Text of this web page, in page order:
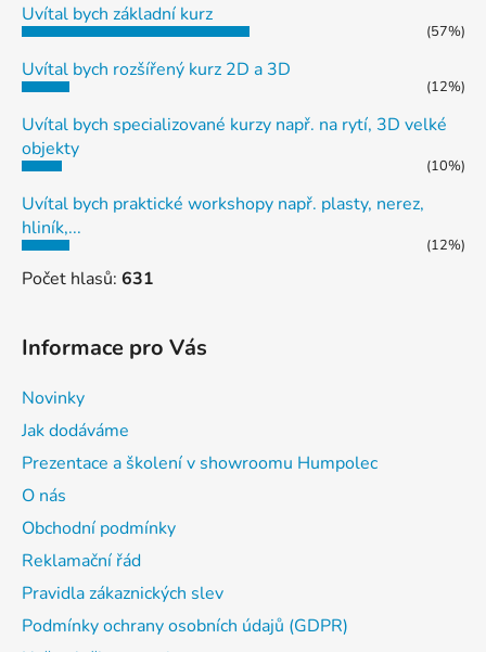
Uvítal bych základní kurz
(57%)
Uvítal bych rozšířený kurz 2D a 3D
(12%)
Uvítal bych specializované kurzy např. na rytí, 3D velké
objekty
(10%)
Uvítal bych praktické workshopy např. plasty, nerez,
hliník,...
(12%)
Počet hlasů: 631
Informace pro Vás
Novinky
Jak dodáváme
Prezentace a školení v showroomu Humpolec
O nás
Obchodní podmínky
Reklamační řád
Pravidla zákaznických slev
Podmínky ochrany osobních údajů (GDPR)